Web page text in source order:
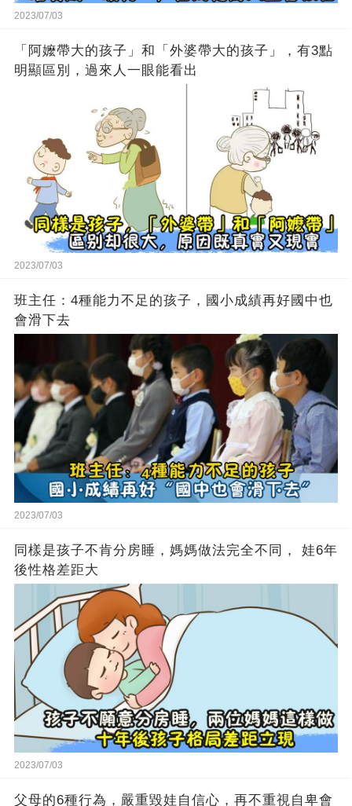
2023/07/03
「阿嬤帶大的孩子」和「外婆帶大的孩子」，有3點
明顯區別，過來人一眼能看出
2023/07/03
班主任：4種能力不足的孩子，國小成績再好國中也
會滑下去
2023/07/03
同樣是孩子不肯分房睡，媽媽做法完全不同， 娃6年
後性格差距大
2023/07/03
父母的6種行為，嚴重毀娃自信心，再不重視自卑會